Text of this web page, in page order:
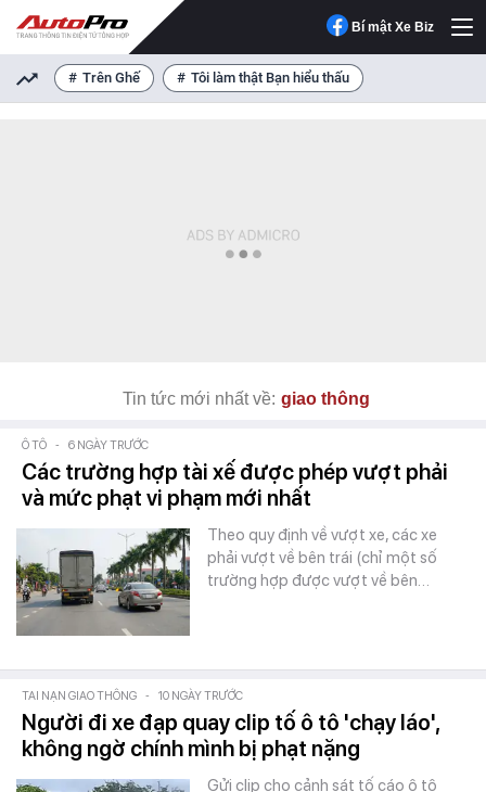
Bí mật Xe Biz
Trên Ghế Tôi làm thật Bạn hiểu thấu
Tin tức mới nhất về: giao thông
Ô TÔ - 6 NGÀY TRƯỚC
Các trường hợp tài xế được phép vượt phải
và mức phạt vi phạm mới nhất
Theo quy định về vượt xe, các xe
phải vượt về bên trái (chỉ một số
trường hợp được vượt về bên…
TAI NẠN GIAO THÔNG - 10 NGÀY TRƯỚC
Người đi xe đạp quay clip tố ô tô 'chạy láo',
không ngờ chính mình bị phạt nặng
Gửi clip cho cảnh sát tố cáo ô tô